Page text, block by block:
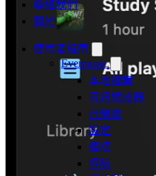
聯絡我們
關於
使用者指南
Evermusic
本地檔案
音訊播放器
音樂庫
設定
連接
導航